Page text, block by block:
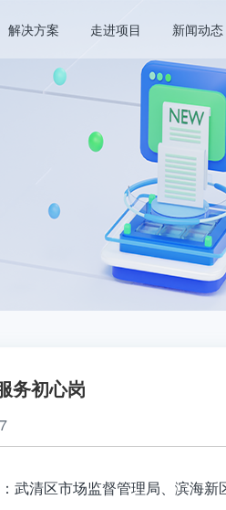
解决方案 走进项目 新闻动态
务初心岗
武清区市场监督管理局、滨海新